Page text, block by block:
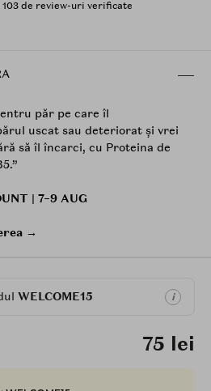
103 de review-uri verificate
păr pe care îl
uscat sau deteriorat și vrei
să îl încarci, cu Proteina de
| 7–9 AUG
→
WELCOME15 i
75 lei